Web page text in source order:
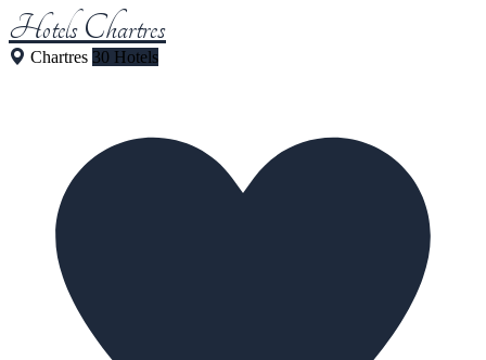
Hotels Chartres
Chartres 30 Hotels